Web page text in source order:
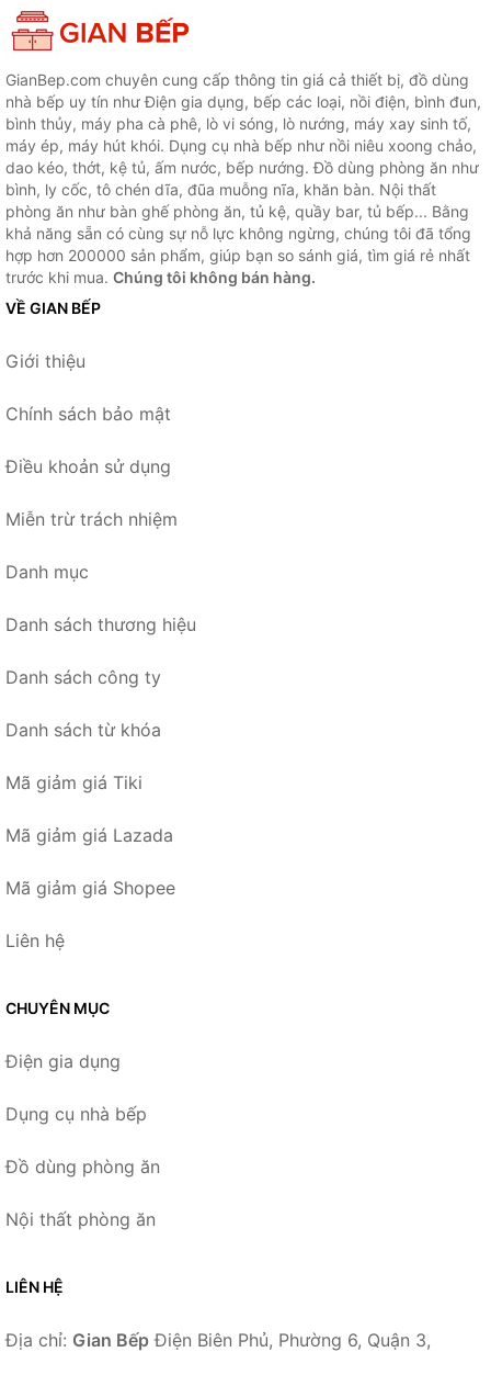
GianBep.com chuyên cung cấp thông tin giá cả thiết bị, đồ dùng
nhà bếp uy tín như Điện gia dụng, bếp các loại, nồi điện, bình đun,
bình thủy, máy pha cà phê, lò vi sóng, lò nướng, máy xay sinh tố,
máy ép, máy hút khói. Dụng cụ nhà bếp như nồi niêu xoong chảo,
dao kéo, thớt, kệ tủ, ấm nước, bếp nướng. Đồ dùng phòng ăn như
bình, ly cốc, tô chén dĩa, đũa muỗng nĩa, khăn bàn. Nội thất
phòng ăn như bàn ghế phòng ăn, tủ kệ, quầy bar, tủ bếp... Bằng
khả năng sẵn có cùng sự nỗ lực không ngừng, chúng tôi đã tổng
hợp hơn 200000 sản phẩm, giúp bạn so sánh giá, tìm giá rẻ nhất
trước khi mua. Chúng tôi không bán hàng.
VỀ GIAN BẾP
Giới thiệu
Chính sách bảo mật
Điều khoản sử dụng
Miễn trừ trách nhiệm
Danh mục
Danh sách thương hiệu
Danh sách công ty
Danh sách từ khóa
Mã giảm giá Tiki
Mã giảm giá Lazada
Mã giảm giá Shopee
Liên hệ
CHUYÊN MỤC
Điện gia dụng
Dụng cụ nhà bếp
Đồ dùng phòng ăn
Nội thất phòng ăn
LIÊN HỆ
Địa chỉ: Gian Bếp Điện Biên Phủ, Phường 6, Quận 3,